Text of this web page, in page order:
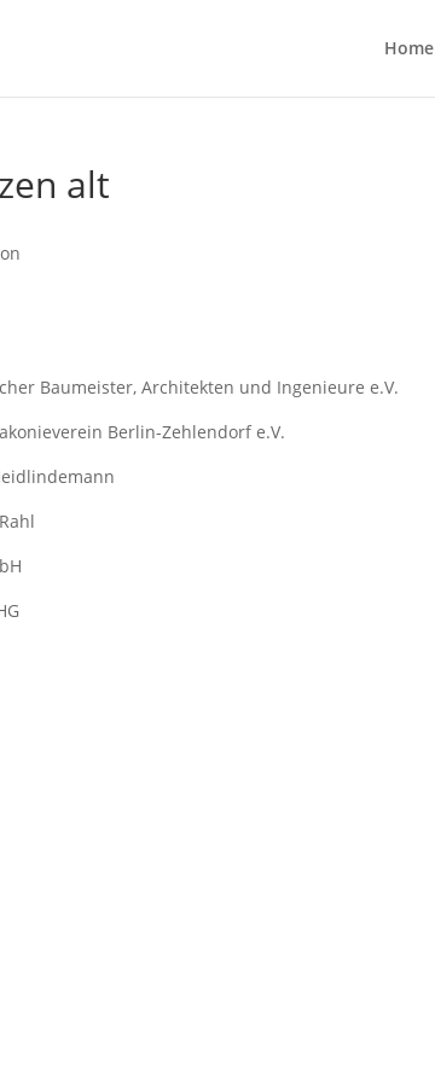
Home
alt
Baumeister, Architekten und Ingenieure e.V.
Berlin-Zehlendorf e.V.